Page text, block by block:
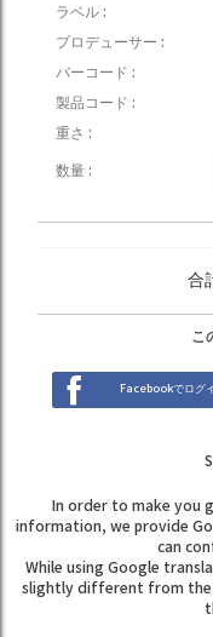
ラベル :
プロデューサー :
バーコード :
製品コード :
重さ :
数量 :
合
こ
Facebookでログ
In order to make you
information, we provide
can
While using Google
slightly different from the